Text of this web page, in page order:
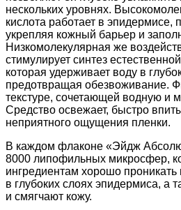
нескольких уровнях.
кислота работает в
укрепляя кожный барьер и
Низкомолекулярная же
стимулирует синтез
которая удерживает воду в
предотвращая обезвоживание.
текстуре, сочетающей водную и
Средство освежает, быстро
неприятного ощущения пленки.
В каждом флаконе «Эйдж
8000 липофильных микросфер,
ингредиентам хорошо проникать
в глубоких слоях эпидермиса, а
и смягчают кожу.